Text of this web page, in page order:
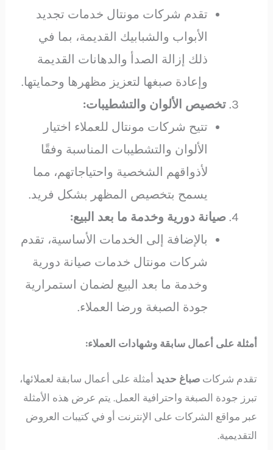
تقدم شركات مونتال خدمات تجديد
الأبواب والشبابيك القديمة، بما في
ذلك إزالة الصدأ والدهانات القديمة
وإعادة صبغها لتعزيز مظهرها وحمايتها.
تخصيص الألوان والتشطيبات:
تتيح شركات مونتال للعملاء اختيار
الألوان والتشطيبات المناسبة وفقًا
لأذواقهم الشخصية واحتياجاتهم، مما
يسمح بتخصيص المظهر بشكل فريد.
صيانة دورية وخدمة ما بعد البيع:
بالإضافة إلى الخدمات الأساسية، تقدم
شركات مونتال خدمات صيانة دورية
وخدمة ما بعد البيع لضمان استمرارية
جودة الصبغة ورضا العملاء.
أمثلة على أعمال سابقة وشهادات العملاء:
تقدم شركاتصباغ حديد أمثلة على أعمال سابقة لعملائها،
تبرز جودة الصبغة واحترافية العمل. يتم عرض هذه الأمثلة
عبر مواقع الشركات على الإنترنت أو في كتيبات العروض
التقديمية.